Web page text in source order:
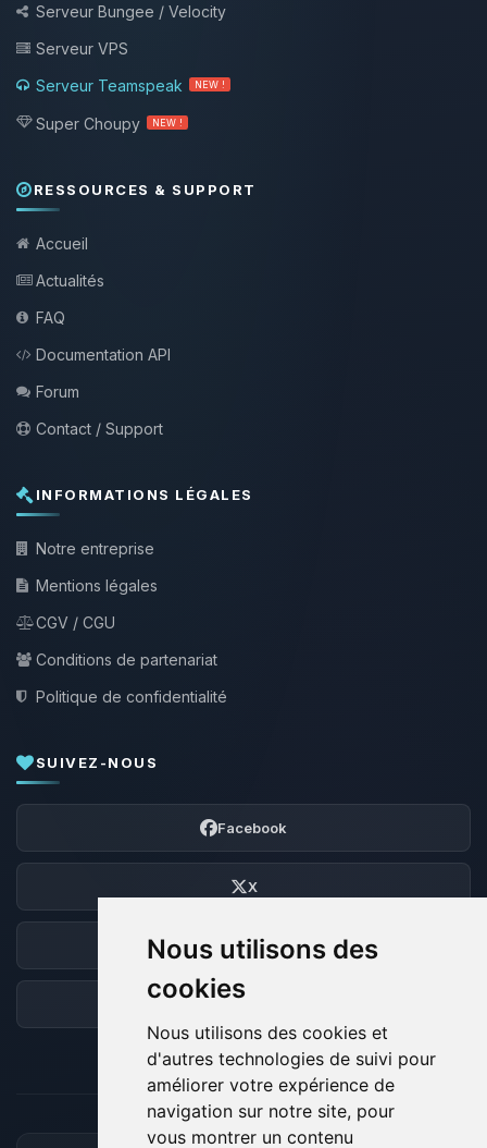
Nous utilisons des
cookies
Nous utilisons des cookies et
d'autres technologies de suivi pour
améliorer votre expérience de
navigation sur notre site, pour
vous montrer un contenu
Serveur Bungee / Velocity
Serveur VPS
Serveur Teamspeak
NEW !
Super Choupy NEW !
RESSOURCES & SUPPORT
Accueil
Actualités
FAQ
Documentation API
Forum
Contact / Support
INFORMATIONS LÉGALES
Notre entreprise
Mentions légales
CGV / CGU
Conditions de partenariat
Politique de confidentialité
SUIVEZ-NOUS
Facebook
X
Discord
Forum